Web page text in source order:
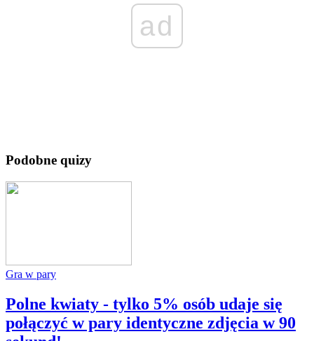
ad
Podobne quizy
Gra w pary
Polne kwiaty - tylko 5% osób udaje się
połączyć w pary identyczne zdjęcia w 90